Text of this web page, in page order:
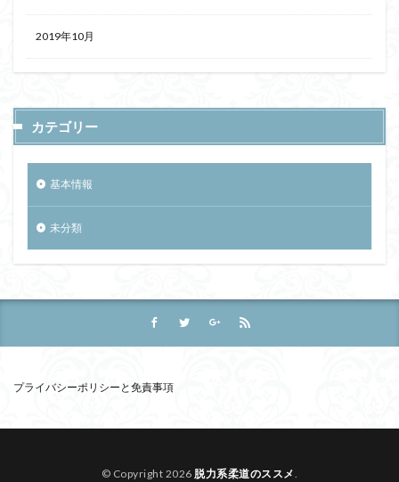
2019年10月
カテゴリー
基本情報
未分類
プライバシーポリシーと免責事項
© Copyright 2026脱力系柔道のススメ.